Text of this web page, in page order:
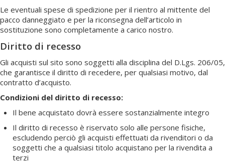
Le eventuali spese di spedizione per il rientro al mittente del
pacco danneggiato e per la riconsegna dell’articolo in
sostituzione sono completamente a carico nostro.
Diritto di recesso
Gli acquisti sul sito sono soggetti alla disciplina del D.Lgs. 206/05,
che garantisce il diritto di recedere, per qualsiasi motivo, dal
contratto d’acquisto.
Condizioni del diritto di recesso:
Il bene acquistato dovrà essere sostanzialmente integro
Il diritto di recesso è riservato solo alle persone fisiche,
escludendo perciò gli acquisti effettuati da rivenditori o da
soggetti che a qualsiasi titolo acquistano per la rivendita a
terzi